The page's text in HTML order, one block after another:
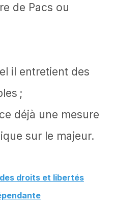
de Pacs ou
il entretient des
;
déjà une mesure
sur le majeur.
droits et libertés